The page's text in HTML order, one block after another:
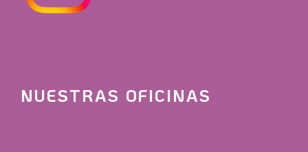
NUESTRAS OFICINAS